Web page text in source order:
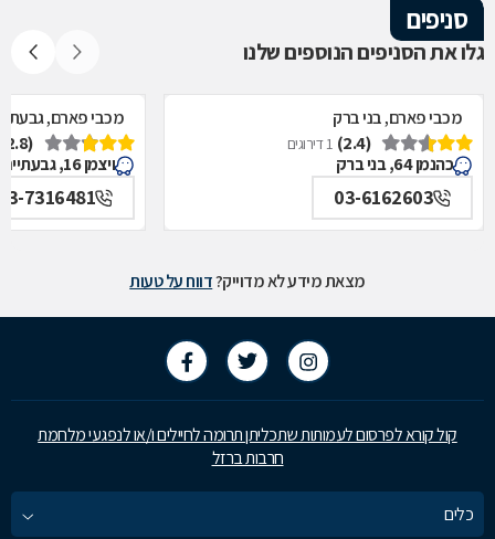
סניפים
גלו את הסניפים הנוספים שלנו
מכבי פארם, בני ברק
(2.4)
1 דירוגים
כהנמן 64, בני ברק
03-6162603
מכבי פארם,
(2.8)
ויצמן 16, גבעתיים
7316481
מצאת מידע לא מדוייק?דווח על טעות
קול קורא לפרסום לעמותות שתכליתן תרומה לחיילים ו/או לנפגעי מלחמת
חרבות ברזל
כלים